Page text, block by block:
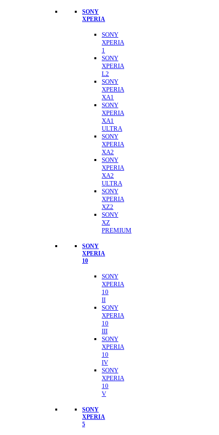
SONY
XPERIA
SONY
XPERIA
1
SONY
XPERIA
L2
SONY
XPERIA
XA1
SONY
XPERIA
XA1
ULTRA
SONY
XPERIA
XA2
SONY
XPERIA
XA2
ULTRA
SONY
XPERIA
XZ2
SONY
XZ
PREMIUM
SONY
XPERIA
10
SONY
XPERIA
10
II
SONY
XPERIA
10
III
SONY
XPERIA
10
IV
SONY
XPERIA
10
V
SONY
XPERIA
5